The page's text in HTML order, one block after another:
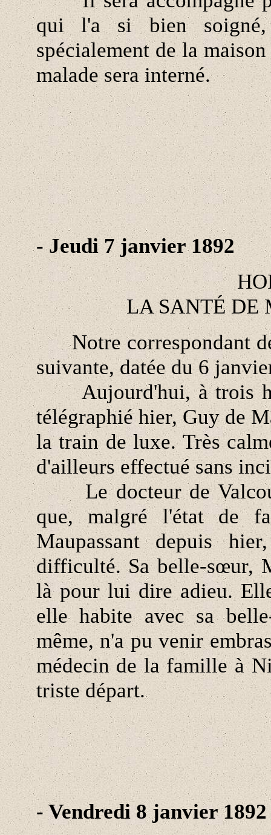
qui l'a si bien
spécialement de la
malade sera interné.
- Jeudi 7 janvier 1892
LA SANTÉ DE
Notre correspondant de
suivante, datée du 6
Aujourd'hui, à trois
télégraphié hier, Guy de
la train de luxe. Très
d'ailleurs effectué sans
Le docteur de
que, malgré l'état de
Maupassant depuis
difficulté. Sa belle-sœur,
là pour lui dire adieu.
elle habite avec sa
même, n'a pu venir
médecin de la famille à
triste départ.
- Vendredi 8 janvier 1892